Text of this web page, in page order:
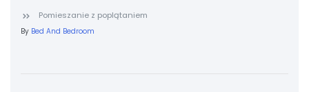
Pomieszanie z poplątaniem
By Bed And Bedroom